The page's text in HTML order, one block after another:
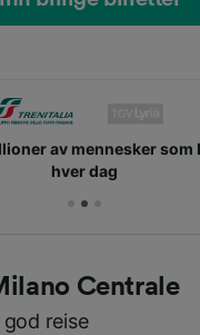
av mennesker som
hver dag
Centrale
god reise